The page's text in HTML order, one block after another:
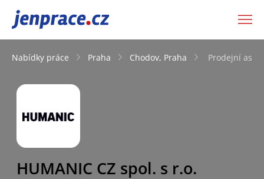
JenPráce.cz
Nabídky práce Praha Chodov, Praha Prodejní
HUMANIC CZ spol. s r.o.